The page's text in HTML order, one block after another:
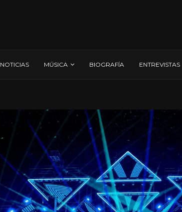
NOTICIAS MÚSICA BIOGRAFÍA ENTREVISTAS